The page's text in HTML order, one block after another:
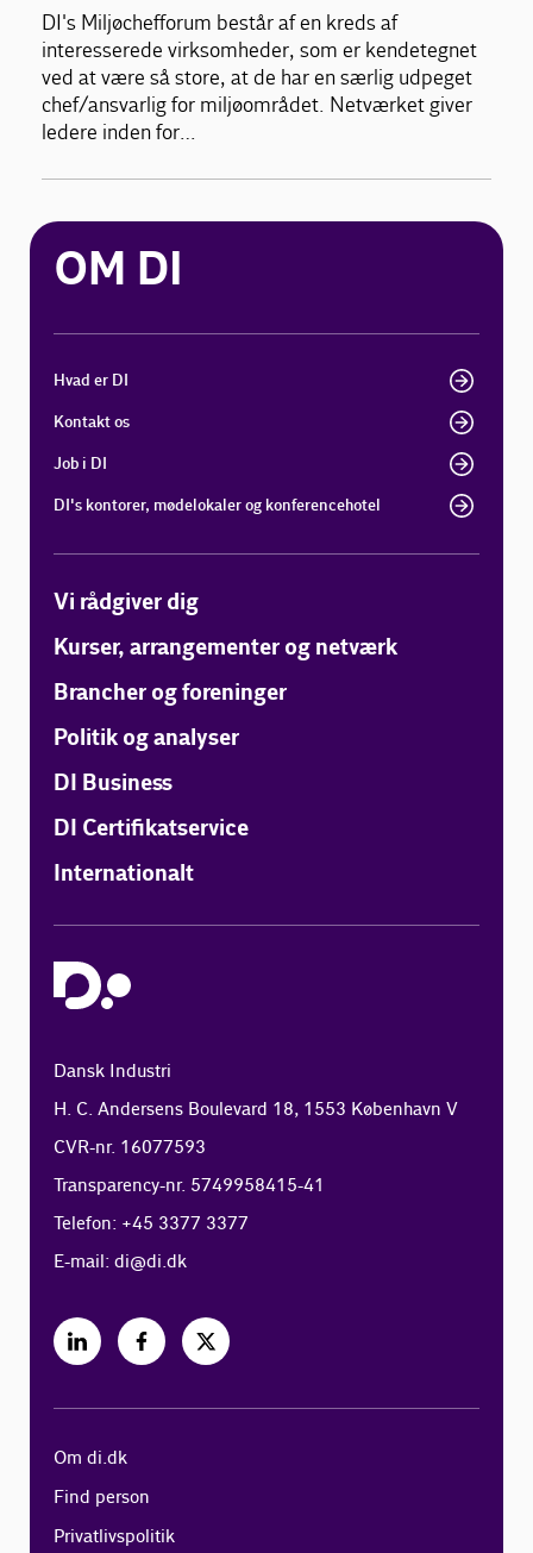
DI's Miljøchefforum består af en kreds af
interesserede virksomheder, som er kendetegnet
ved at være så store, at de har en særlig udpeget
chef/ansvarlig for miljøområdet. Netværket giver
ledere inden for…
OM DI
Hvad er DI
Kontakt os
Job i DI
DI's kontorer, mødelokaler og konferencehotel
Vi rådgiver dig
Kurser, arrangementer og netværk
Brancher og foreninger
Politik og analyser
DI Business
DI Certifikatservice
Internationalt
Dansk Industri
H. C. Andersens Boulevard 18, 1553 København V
CVR-nr. 16077593
Transparency-nr. 5749958415-41
Telefon: +45 3377 3377
E-mail:di@di.dk
Om di.dk
Find person
Privatlivspolitik